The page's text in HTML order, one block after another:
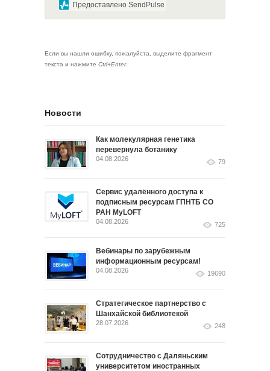
Предоставлено SendPulse
Если вы нашли ошибку, пожалуйста, выделите фрагмент
текста и нажмите Ctrl+Enter.
Новости
Как молекулярная генетика
перевернула ботанику
04.08.2026 79
Сервис удалённого доступа к
подписным ресурсам ГПНТБ СО
РАН MyLOFT
04.08.2026 725
Вебинары по зарубежным
информационным ресурсам!
04.08.2026 19690
Стратегическое партнерство с
Шанхайской библиотекой
28.07.2026 248
Сотрудничество с Даляньским
университетом иностранных